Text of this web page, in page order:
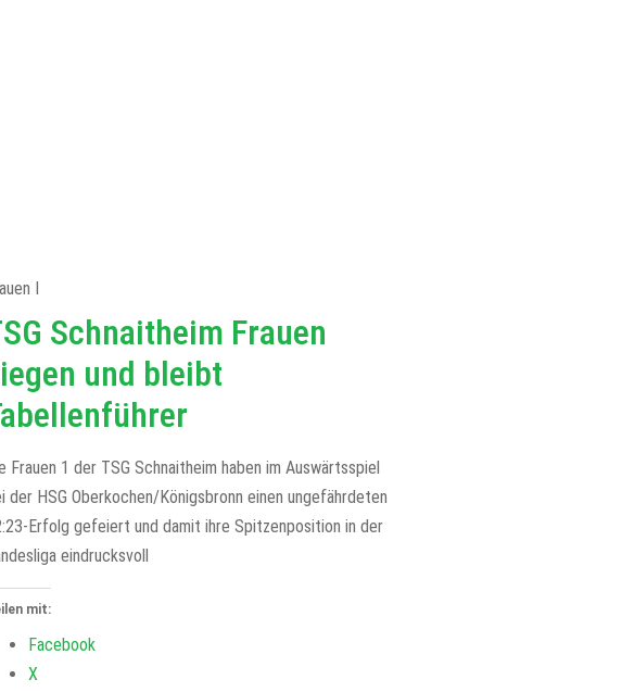
I
Schnaitheim Frauen
und bleibt
Frauen 1 der TSG Schnaitheim haben im Auswärtsspiel
der HSG Oberkochen/Königsbronn einen ungefährdeten
Erfolg gefeiert und damit ihre Spitzenposition in der
eindrucksvoll
mit:
Facebook
X